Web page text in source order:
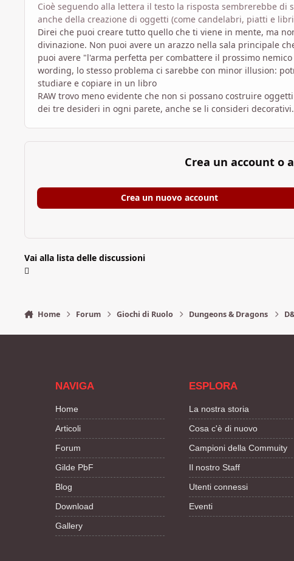
Cioè seguendo alla lettera il testo la risposta sembrerebbe
anche della creazione di oggetti (come candelabri, piatti e
Direi che puoi creare tutto quello che ti viene in mente, ma
divinazione. Non puoi avere un arazzo nella sala principale
puoi avere "l'arma perfetta per combattere il prossimo
wording, lo stesso problema ci sarebbe con minor illusion:
studiare e copiare in un libro
RAW trovo meno evidente che non si possano costruire
dei tre desideri in ogni parete, anche se li consideri decorativi.
Crea un account o
Crea un nuovo account
Vai alla lista delle discussioni
Home Forum Giochi di Ruolo Dungeons & Dragons
NAVIGA
Home
Articoli
Forum
Gilde PbF
Blog
Download
Gallery
ESPLORA
La nostra storia
Cosa c'è di nuovo
Campioni della Commuity
Il nostro Staff
Utenti connessi
Eventi